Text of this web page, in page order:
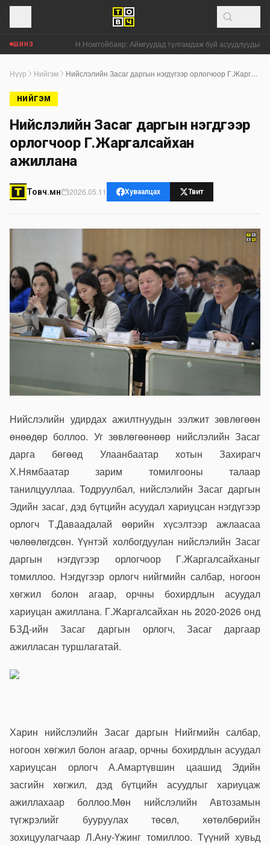
ШИНЭ Н.Номтойбаяр: Аймгуудад тулгамдаж буй асуудлуудыг
Нүүр Нийгэм
НИЙГЭМ
Нийслэлийн Засаг даргын нэгдүгээр
орлогчоор Г.Жаргалсайхан
ажиллана
Товч.мн 2026.05.11 Хуваалцах Твит
Нийслэлийн удирдах ажилтнуудын ээлжит зөвлөгөөн
өнөөдөр боллоо. Уг зөвлөгөөнөөр нийслэлийн Засаг
дарга бөгөөд Улаанбаатар хотын Захирагч
Х.Нямбаатар зарим томилгооны талаар
танилцууллаа. Тодруулбал, нийслэлийн Засаг даргын
Эдийн засаг, дэд бүтцийн асуудал хариуцсан нэгдүгээр
орлогч Т.Даваадалай өөрийн хүсэлтээр ажлаасаа
чөлөөлөгдсөн. Үүнтэй холбогдуулан нийслэлийн Засаг
даргын нэгдүгээр орлогчоор Г.Жаргалсайханыг
томиллоо. Нэгдүгээр орлогч нийгмийн салбар, ногоон
хөгжил болон агаар, орчны бохирдлын асуудал
хариуцан ажиллана. Г.Жаргалсайхан нь 2020-2026 онд
БЗД-ийн Засаг даргын орлогч, Засаг даргаар
ажилласан туршлагатай.
Харин нийслэлийн Засаг даргын Нийгмийн салбар,
ногоон хөгжил болон агаар, орчны бохирдлын асуудал
хариуцсан орлогч А.Амартүвшин цаашид Эдийн
засгийн хөгжил, дэд бүтцийн асуудлыг хариуцаж
ажиллахаар боллоо.Мөн нийслэлийн Автозамын
түгжрэлийг бууруулах төсөл, хөтөлбөрийн
зохицуулагчаар Л.Ану-Үжинг томиллоо. Түүний хувьд